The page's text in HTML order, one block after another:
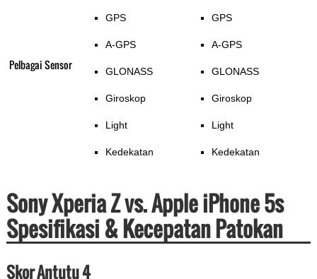
Pelbagai Sensor
GPS
A-GPS
GLONASS
Giroskop
Light
Kedekatan
GPS
A-GPS
GLONASS
Giroskop
Light
Kedekatan
Sony Xperia Z vs. Apple iPhone 5s
Spesifikasi & Kecepatan Patokan
Skor Antutu 4